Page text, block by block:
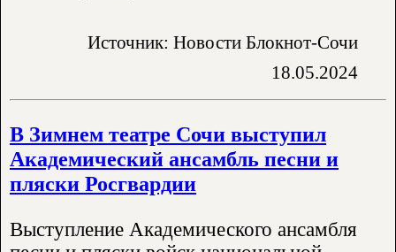
Источник: Новости Блокнот-Сочи
18.05.2024
В Зимнем театре Сочи выступил
Академический ансамбль песни и
пляски Росгвардии
Выступление Академического ансамбля